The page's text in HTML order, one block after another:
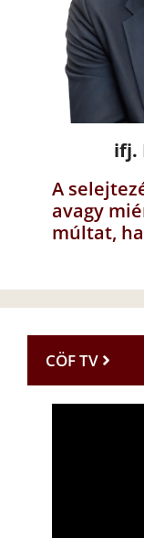
ifj.
A
avagy
múltat,
CÖF TV